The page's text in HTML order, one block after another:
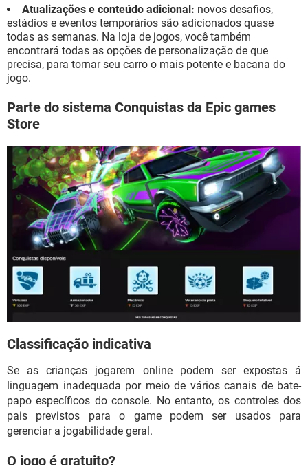
Atualizações e conteúdo adicional: novos desafios,
estádios e eventos temporários são adicionados quase
todas as semanas. Na loja de jogos, você também
encontrará todas as opções de personalização de que
precisa, para tornar seu carro o mais potente e bacana do
jogo.
Parte do sistema Conquistas da Epic games
Store
Classificação indicativa
Se as crianças jogarem online podem ser expostas á
linguagem inadequada por meio de vários canais de bate-
papo específicos do console. No entanto, os controles dos
pais previstos para o game podem ser usados ​​para
gerenciar a jogabilidade geral.
O jogo é gratuito?